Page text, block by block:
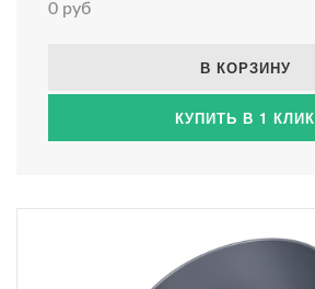
0 руб
В КОРЗИНУ
КУПИТЬ В 1 КЛИК